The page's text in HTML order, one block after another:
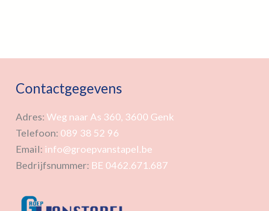
Contactgegevens
Adres: Weg naar As 360, 3600 Genk
Telefoon: 089 38 52 96
Email: info@groepvanstapel.be
Bedrijfsnummer: BE 0462.671.687